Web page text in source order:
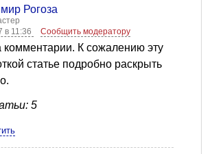
Рогоза
в 11:36
Сообщить модератору
комментарии. К сожалению эту
статье подробно раскрыть
5